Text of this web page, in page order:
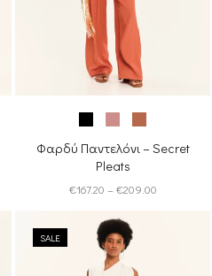
Φαρδύ Παντελόνι – Secret
Pleats
€167.20 – €209.00Price
SALE